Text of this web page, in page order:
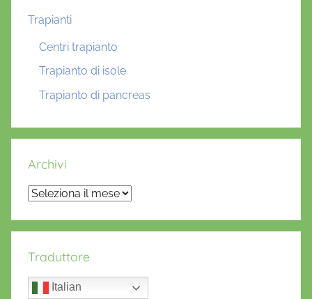
Trapianti
Centri trapianto
Trapianto di isole
Trapianto di pancreas
Archivi
Archivi
Traduttore
Italian